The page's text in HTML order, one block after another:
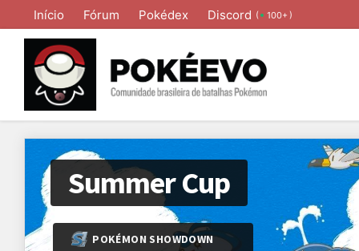
Início Fórum Pokédex Discord ( 100+ )
Summer Cup
POKÉMON SHOWDOWN